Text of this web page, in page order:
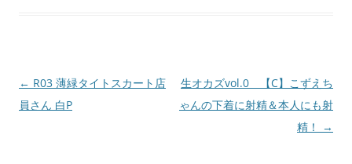
投
稿
← R03 薄緑タイトスカート店
員さん 白P
生オカズvol.0 【C】こずえち
ゃんの下着に射精＆本人にも射
精！
→